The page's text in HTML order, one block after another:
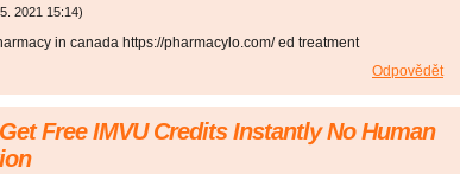
2021 15:14)
in canada https://pharmacylo.com/ ed treatment
Odpovědět
Free IMVU Credits Instantly No Human